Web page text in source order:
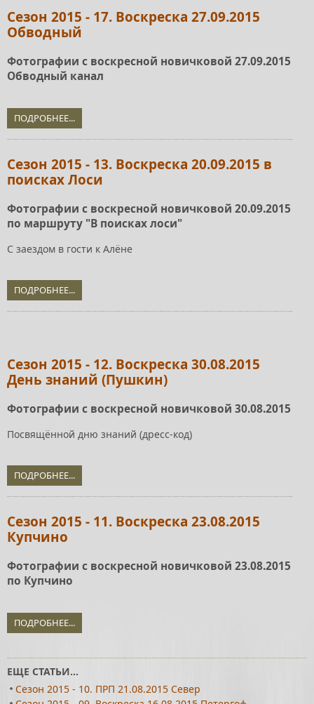
Сезон 2015 - 17. Воскреска 27.09.2015
Обводный
Фотографии с воскресной новичковой 27.09.2015
Обводный канал
ПОДРОБНЕЕ...
Сезон 2015 - 13. Воскреска 20.09.2015 в
поисках Лоси
Фотографии с воскресной новичковой 20.09.2015
по маршруту "В поисках лоси"
С заездом в гости к Алёне
ПОДРОБНЕЕ...
Сезон 2015 - 12. Воскреска 30.08.2015
День знаний (Пушкин)
Фотографии с воскресной новичковой 30.08.2015
Посвящённой дню знаний (дресс-код)
ПОДРОБНЕЕ...
Сезон 2015 - 11. Воскреска 23.08.2015
Купчино
Фотографии с воскресной новичковой 23.08.2015
по Купчино
ПОДРОБНЕЕ...
ЕЩЕ СТАТЬИ...
Сезон 2015 - 10. ПРП 21.08.2015 Север